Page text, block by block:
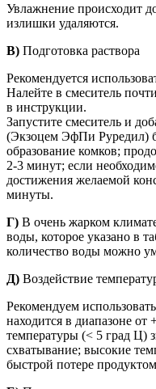
Увлажнение происходит
излишки удаляются.
В) Подготовка раствора
Рекомендуется
Налейте в смеситель
в инструкции.
Запустите смеситель и
(Экзоцем ЭфПи Руредил)
образование комков;
2-3 минут; если
достижения желаемой
минуты.
Г) В очень жарком
воды, которое указано в
количество воды можно
Д) Воздействие
Рекомендуем
находится в диапазоне
температуры (< 5 град Ц)
схватывание; высокие
быстрой потере